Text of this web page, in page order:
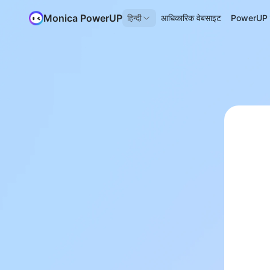
Monica PowerUP हिन्दी आधिकारिक वेबसाइट PowerUP